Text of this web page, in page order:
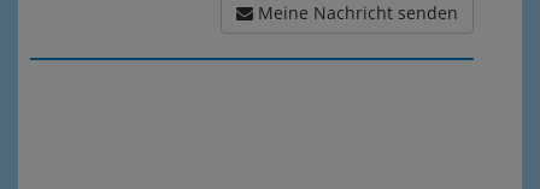
Meine Nachricht senden